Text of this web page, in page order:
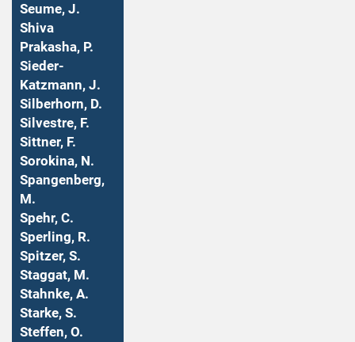
Seume, J.
Shiva
Prakasha, P.
Sieder-
Katzmann, J.
Silberhorn, D.
Silvestre, F.
Sittner, F.
Sorokina, N.
Spangenberg,
M.
Spehr, C.
Sperling, R.
Spitzer, S.
Staggat, M.
Stahnke, A.
Starke, S.
Steffen, O.